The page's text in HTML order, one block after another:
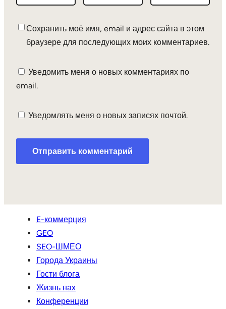
Сохранить моё имя, email и адрес сайта в этом
браузере для последующих моих комментариев.
Уведомить меня о новых комментариях по
email.
Уведомлять меня о новых записях почтой.
E-коммерция
GEO
SEO-ШМЕО
Города Украины
Гости блога
Жизнь нах
Конференции